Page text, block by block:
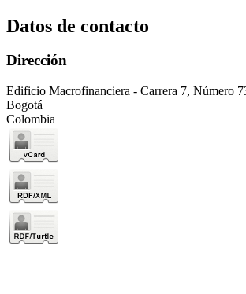
Datos de contacto
Dirección
Edificio Macrofinanciera - Carrera 7, Número
Bogotá
Colombia